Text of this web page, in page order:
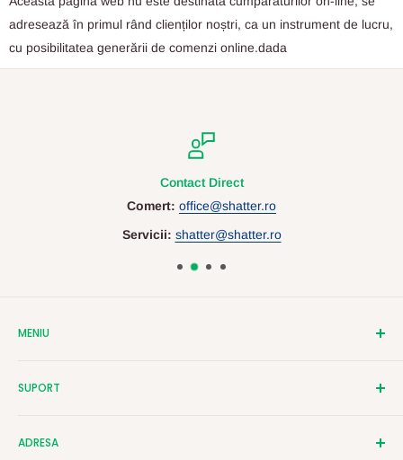
adresează în primul rând clienților noștri, ca un instrument de lucru,
cu posibilitatea generării de comenzi online.dada
Contact Direct
Comert: office@shatter.ro
Servicii: shatter@shatter.ro
MENIU
Contact
Servicii Personalizare
SUPORT
Politica de Confidentialitate
ADRESA